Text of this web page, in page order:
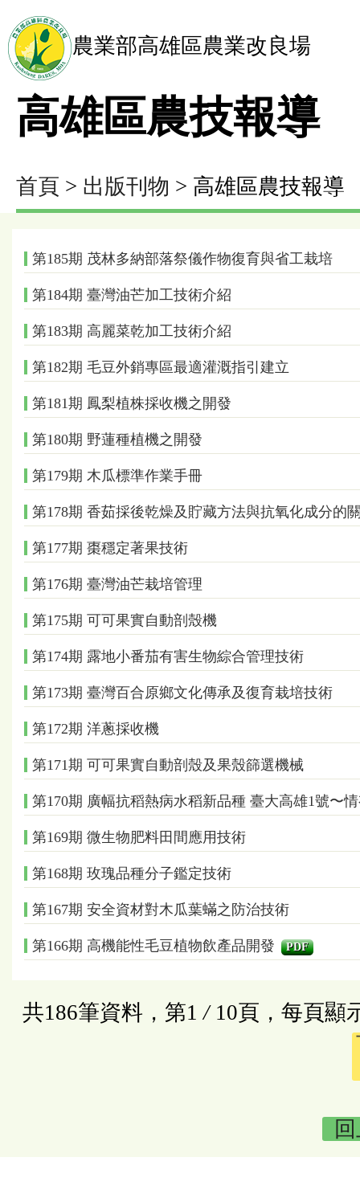
農業部高雄區農業改良場
高雄區農技報導
首頁 > 出版刊物 > 高雄區農技報導
第185期 茂林多納部落祭儀作物復育與省工栽培
第184期 臺灣油芒加工技術介紹
第183期 高麗菜乾加工技術介紹
第182期 毛豆外銷專區最適灌溉指引建立
第181期 鳳梨植株採收機之開發
第180期 野蓮種植機之開發
第179期 木瓜標準作業手冊
第178期 香茹採後乾燥及貯藏方法與抗氧化成分的
第177期 棗穩定著果技術
第176期 臺灣油芒栽培管理
第175期 可可果實自動剖殼機
第174期 露地小番茄有害生物綜合管理技術
第173期 臺灣百合原鄉文化傳承及復育栽培技術
第172期 洋蔥採收機
第171期 可可果實自動剖殼及果殼篩選機械
第170期 廣幅抗稻熱病水稻新品種 臺大高雄1號〜
第169期 微生物肥料田間應用技術
第168期 玫瑰品種分子鑑定技術
第167期 安全資材對木瓜葉蟎之防治技術
第166期 高機能性毛豆植物飲產品開發 PDF
共186筆資料，第1 / 10頁，每頁顯